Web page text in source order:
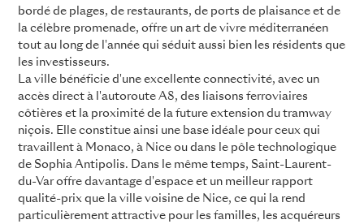
bordé de plages, de restaurants, de ports de plaisance et de
la célèbre promenade, offre un art de vivre méditerranéen
tout au long de l'année qui séduit aussi bien les résidents que
les investisseurs.
La ville bénéficie d'une excellente connectivité, avec un
accès direct à l'autoroute A8, des liaisons ferroviaires
côtières et la proximité de la future extension du tramway
niçois. Elle constitue ainsi une base idéale pour ceux qui
travaillent à Monaco, à Nice ou dans le pôle technologique
de Sophia Antipolis. Dans le même temps, Saint-Laurent-
du-Var offre davantage d'espace et un meilleur rapport
qualité-prix que la ville voisine de Nice, ce qui la rend
particulièrement attractive pour les familles, les acquéreurs